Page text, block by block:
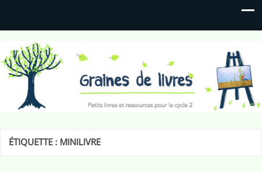
Graines de livres
Petits livres et ressources pour le cycle 2
ÉTIQUETTE : MINILIVRE